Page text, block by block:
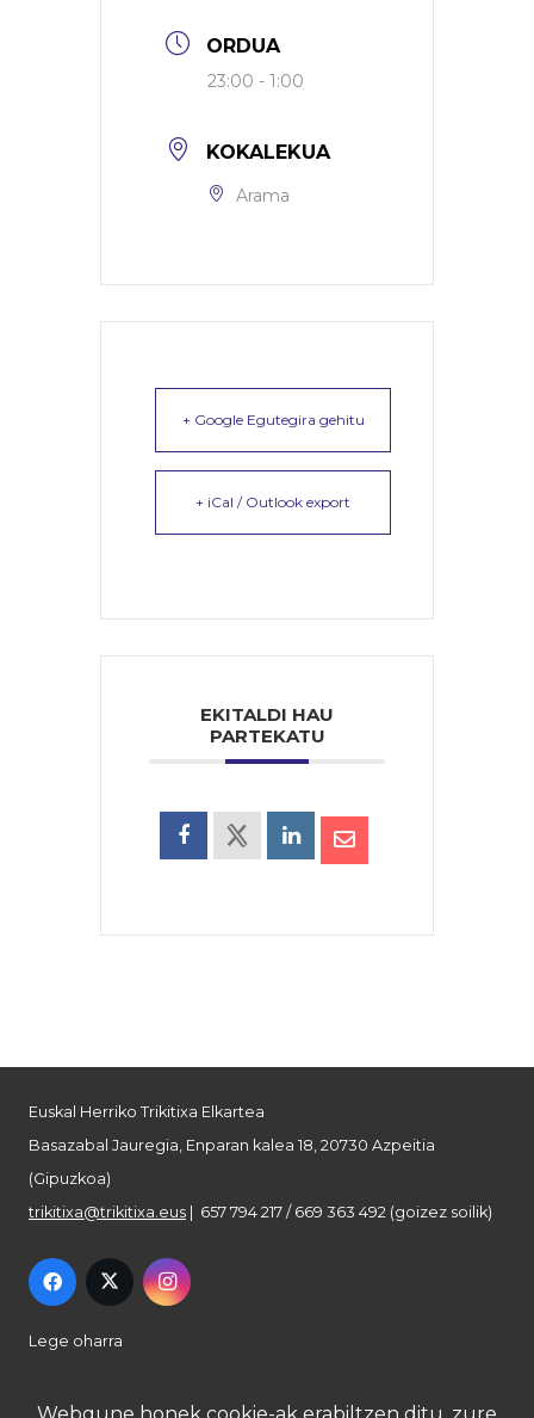
ORDUA
23:00 - 1:00
KOKALEKUA
Arama
+ Google Egutegira gehitu
+ iCal / Outlook export
EKITALDI HAU
PARTEKATU
Euskal Herriko Trikitixa Elkartea
Basazabal Jauregia, Enparan kalea 18, 20730 Azpeitia
(Gipuzkoa)
trikitixa@trikitixa.eus | 657 794 217 / 669 363 492 (goizez soilik)
Lege oharra
Pribatutasun politika